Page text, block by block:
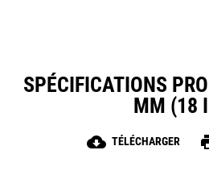
SPÉCIFICATIONS
MM (18
cloud_download TÉLÉCHARGER